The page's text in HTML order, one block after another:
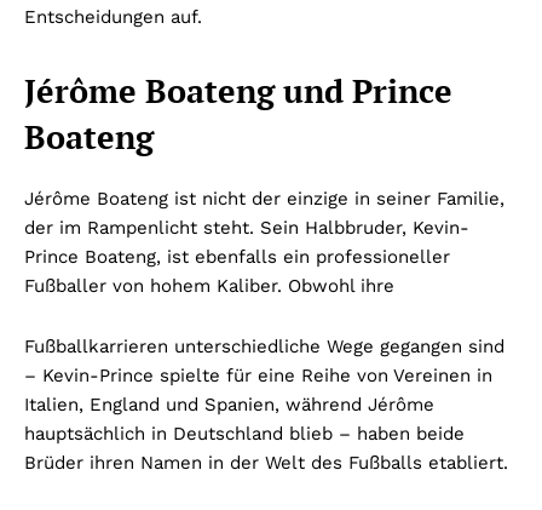
Entscheidungen auf.
Jérôme Boateng und Prince
Boateng
Jérôme Boateng ist nicht der einzige in seiner Familie,
der im Rampenlicht steht. Sein Halbbruder, Kevin-
Prince Boateng, ist ebenfalls ein professioneller
Fußballer von hohem Kaliber. Obwohl ihre
Fußballkarrieren unterschiedliche Wege gegangen sind
– Kevin-Prince spielte für eine Reihe von Vereinen in
Italien, England und Spanien, während Jérôme
hauptsächlich in Deutschland blieb – haben beide
Brüder ihren Namen in der Welt des Fußballs etabliert.